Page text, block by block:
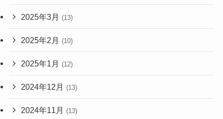
2025年3月 (13)
2025年2月 (10)
2025年1月 (12)
2024年12月 (13)
2024年11月 (13)